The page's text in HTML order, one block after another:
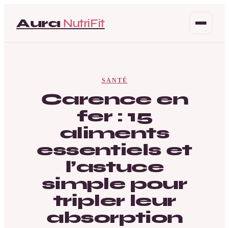
Aura NutriFit
SANTÉ
Carence en
fer : 15
aliments
essentiels et
l’astuce
simple pour
tripler leur
absorption